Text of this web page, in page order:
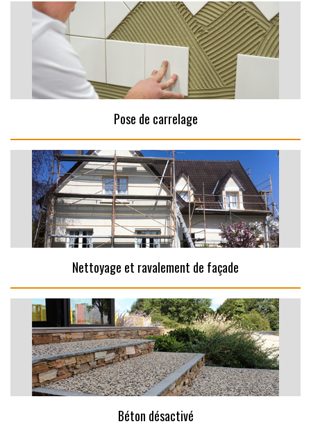
Pose de carrelage
Nettoyage et ravalement de façade
Béton désactivé